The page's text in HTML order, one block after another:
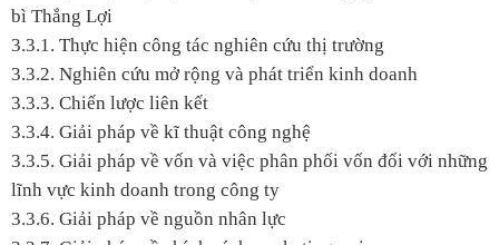
bì Thắng Lợi
3.3.1. Thực hiện công tác nghiên cứu thị trường
3.3.2. Nghiên cứu mở rộng và phát triển kinh doanh
3.3.3. Chiến lược liên kết
3.3.4. Giải pháp về kĩ thuật công nghệ
3.3.5. Giải pháp về vốn và việc phân phối vốn đối với những
lĩnh vực kinh doanh trong công ty
3.3.6. Giải pháp về nguồn nhân lực